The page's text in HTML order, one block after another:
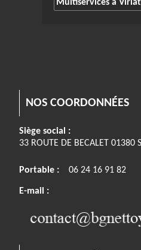
Multiservices à
NOS COORDONNÉES
Siège social :
33 ROUTE DE BECALET 01380
Portable : 06 24 16 91 82
E-mail :